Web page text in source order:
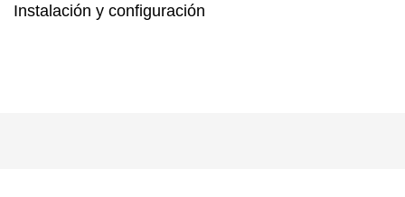
Instalación y configuración